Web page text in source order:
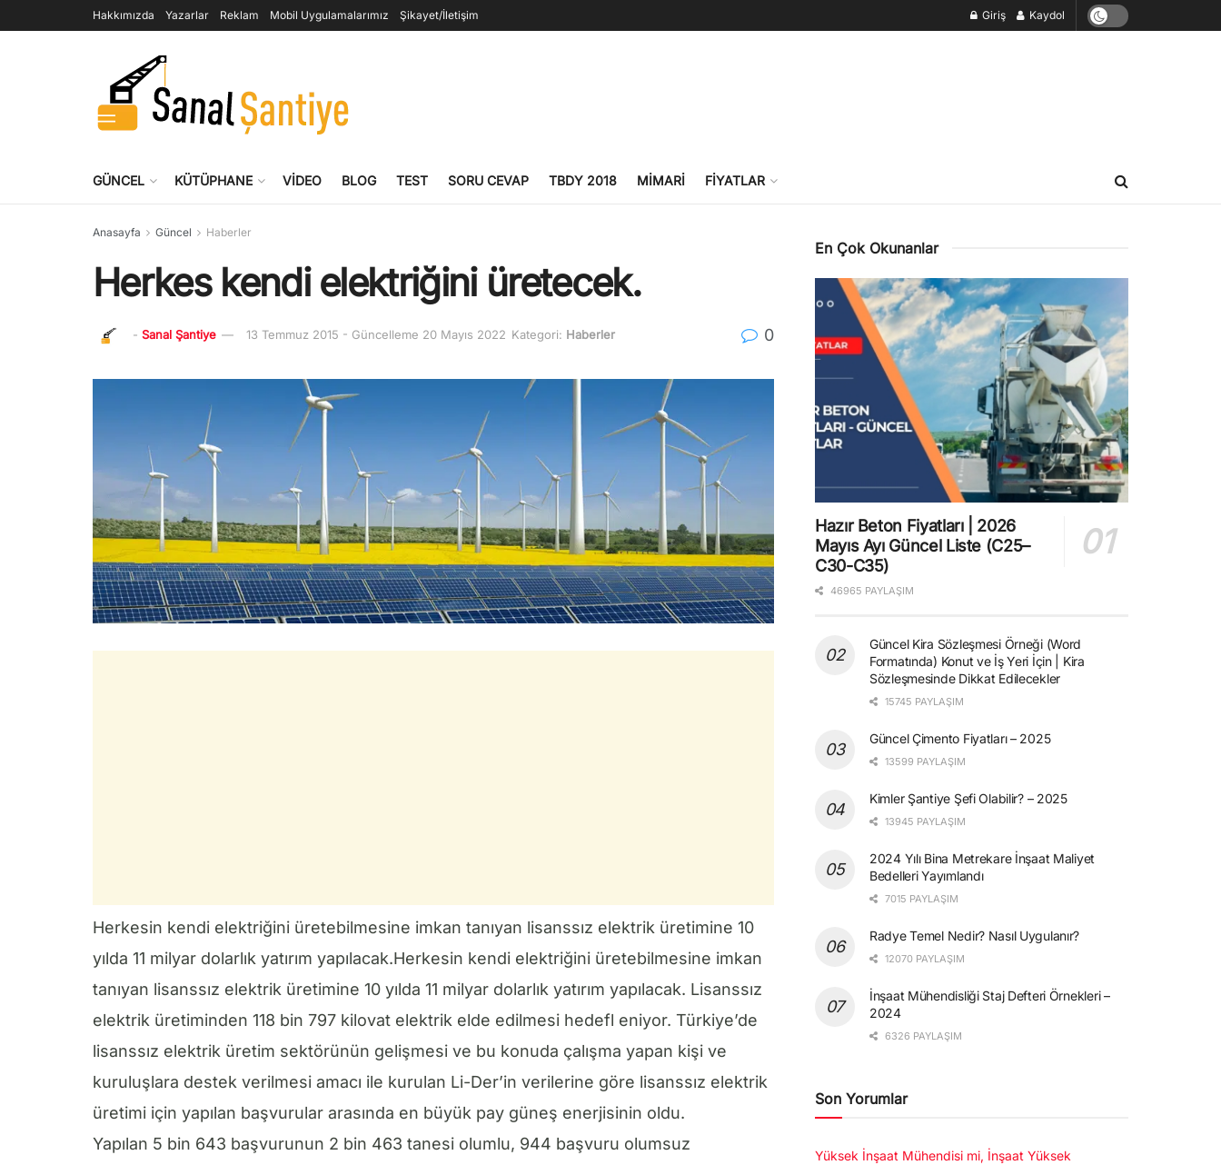
Hakkımızda Yazarlar Reklam Mobil Uygulamalarımız Şikayet/İletişim Giriş Kaydol
GÜNCEL KÜTÜPHANE VIDEO BLOG TEST SORU CEVAP TBDY 2018 MIMARI FIYATLAR
Anasayfa Güncel Haberler
Herkes kendi elektriğini üretecek.
- Sanal Şantiye 13 Temmuz 2015 - Güncelleme 20 Mayıs 2022 Kategori: Haberler 0
Herkesin kendi elektriğini üretebilmesine imkan tanıyan lisanssız elektrik üretimine 10
yılda 11 milyar dolarlık yatırım yapılacak.Herkesin kendi elektriğini üretebilmesine imkan
tanıyan lisanssız elektrik üretimine 10 yılda 11 milyar dolarlık yatırım yapılacak. Lisanssız
elektrik üretiminden 118 bin 797 kilovat elektrik elde edilmesi hedefl eniyor. Türkiye’de
lisanssız elektrik üretim sektörünün gelişmesi ve bu konuda çalışma yapan kişi ve
kuruluşlara destek verilmesi amacı ile kurulan Li-Der’in verilerine göre lisanssız elektrik
üretimi için yapılan başvurular arasında en büyük pay güneş enerjisinin oldu.
Yapılan 5 bin 643 başvurunun 2 bin 463 tanesi olumlu, 944 başvuru olumsuz
En Çok Okunanlar
Hazır Beton Fiyatları | 2026
Mayıs Ayı Güncel Liste (C25–
C30-C35)
46965 PAYLAŞIM
Güncel Kira Sözleşmesi Örneği (Word
Formatında) Konut ve İş Yeri İçin | Kira
Sözleşmesinde Dikkat Edilecekler
15745 PAYLAŞIM
Güncel Çimento Fiyatları – 2025
13599 PAYLAŞIM
Kimler Şantiye Şefi Olabilir? – 2025
13945 PAYLAŞIM
2024 Yılı Bina Metrekare İnşaat Maliyet
Bedelleri Yayımlandı
7015 PAYLAŞIM
Radye Temel Nedir? Nasıl Uygulanır?
12070 PAYLAŞIM
İnşaat Mühendisliği Staj Defteri Örnekleri –
2024
6326 PAYLAŞIM
Son Yorumlar
Yüksek İnşaat Mühendisi mi, İnşaat Yüksek